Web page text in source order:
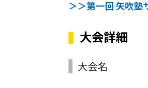
＞＞第一回 矢吹
大会詳細
大会名